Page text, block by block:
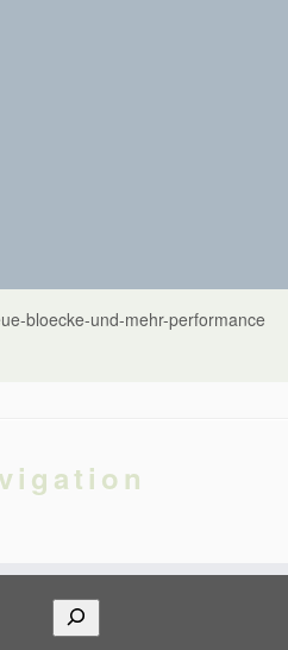
bloecke-und-mehr-performance
Suchen